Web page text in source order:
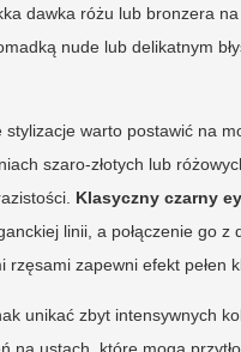
dawka różu lub bronzera
nude lub delikatnym
stylizacje warto postawić na
szaro-złotych lub
Klasyczny czarny
linii, a połączenie go z
rzęsami zapewni efekt pełen
unikać zbyt intensywnych
na ustach, które mogą